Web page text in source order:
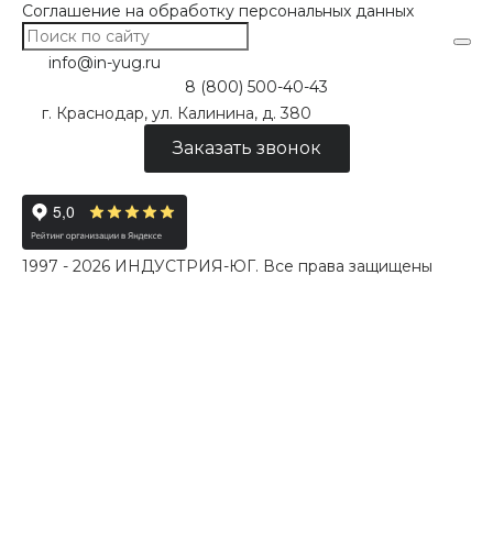
Соглашение на обработку персональных данных
info@in-yug.ru
8 (800) 500-40-43
г. Краснодар, ул. Калинина, д. 380
Заказать звонок
1997 - 2026 ИНДУСТРИЯ-ЮГ. Все права защищены